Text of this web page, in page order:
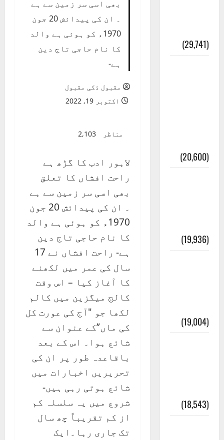
بھی اسی سر زمین سے ہے
۔ ان کی پیدائش 20 جون
1970ء کو ہوئی ہے والد
کا نام حاجی تاج دین
ہے-
مقبول ذکی مقبول
اکتوبر 19, 2022
مناظر 2,103
لاہور ادب کا گڑھ ہے
راحت افشاں کا تعلق
بھی اسی سر زمین سے ہے
۔ ان کی پیدائش 20 جون
1970ء کو ہوئی ہے والد
کا نام حاجی تاج دین
ہے- راحت افشاں نے 17
سال کی عمر میں لکھنے
کا آغاز کیا – اس وقت
کالج میگزین میں کالم
لکھا جو "آج کی عورت کل
کی ماں”کے عنوان سے
شائع ہوا۔ اس کے بعد
باقاعدہ طور پر ان کی
تحریریں اخبارات میں
شائع ہوتی رہی ہیں-
شروع میں یہ سلسلہ کم
از کم تقریباً چھ سال
تک جاری رہا۔ایک
(29,741)
(20,600)
(19,936)
(19,004)
(18,543)